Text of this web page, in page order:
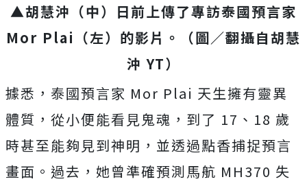
▲胡慧沖（中）日前上傳了專訪泰國預言家
Mor Plai（左）的影片。（圖／翻攝自胡慧
沖 YT）
據悉，泰國預言家 Mor Plai 天生擁有靈異
體質，從小便能看見鬼魂，到了 17、18 歲
時甚至能夠見到神明，並透過點香捕捉預言
畫面。過去，她曾準確預測馬航 MH370 失